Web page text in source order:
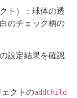
ト）：球体の透
のチェック柄の
設定結果を確認
クトのaddChild